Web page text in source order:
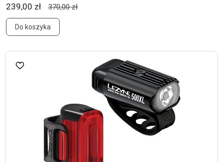
239,00 zł 370,00 zł
Do koszyka